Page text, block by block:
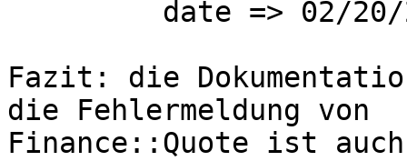
Fazit: die
die Fehlermeldung von
Finance::Quote ist